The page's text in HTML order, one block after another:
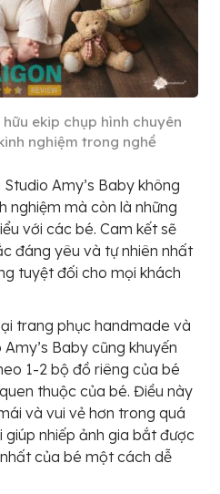
ekip chụp hình chuyên
nghiệm trong nghề
Amy’s Baby không
nghiệm mà còn là những
với các bé. Cam kết sẽ
đáng yêu và tự nhiên nhất
tuyệt đối cho mọi khách
trang phục handmade và
Baby cũng khuyến
1-2 bộ đồ riêng của bé
thuộc của bé. Điều này
và vui vẻ hơn trong quá
giúp nhiếp ảnh gia bắt được
của bé một cách dễ